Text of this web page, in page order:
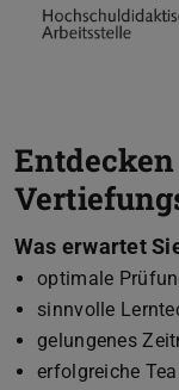
Was erwartet
optimale
sinnvolle
gelungenes
erfolgreiche